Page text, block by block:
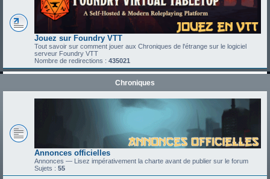
Jouez sur Foundry VTT
Tout savoir sur comment jouer aux Chroniques de l'étrange sur le logiciel
serveur Foundry VTT
Nombre de redirections : 435021
Chroniques
Annonces officielles
Annonces — Lisez impérativement la charte avant de publier sur le forum
Sujets : 55